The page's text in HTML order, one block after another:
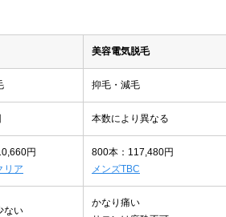
美容電気脱毛
抑毛・減毛
本数により異なる
円
リア
800本：117,480円
メンズTBC
ない
かなり痛い